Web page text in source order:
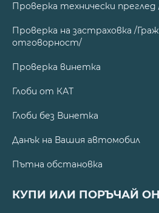
Проверка технически
Проверка на застраховка /
отговорност/
Проверка винетка
Глоби от КАТ
Глоби без Винетка
Данък на Вашия автомобил
Пътна обстановка
КУПИ ИЛИ ПОРЪЧАЙ